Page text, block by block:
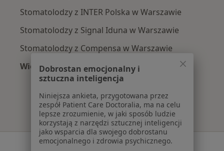
Stomatolodzy z INTER Polska w Warszawie
Stomatolodzy z Signal Iduna w Warszawie
Stomatolodzy z Compensa w Warszawie
Więcej (9)
Więcej w kategorii: Najpopularniejsze
Serwis
Dobrostan emocjonalny i
sztuczna inteligencja
Niniejsza ankieta, przygotowana przez
zespół Patient Care Doctoralia, ma na celu
lepsze zrozumienie, w jaki sposób ludzie
korzystają z narzędzi sztucznej inteligencji
jako wsparcia dla swojego dobrostanu
emocjonalnego i zdrowia psychicznego.